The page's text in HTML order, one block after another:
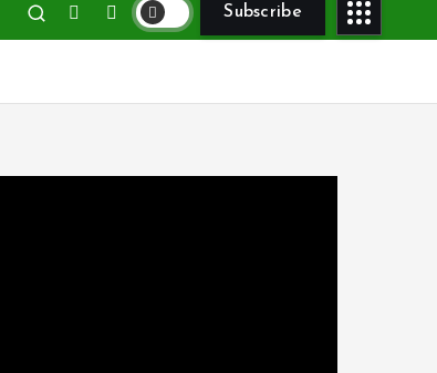
Subscribe